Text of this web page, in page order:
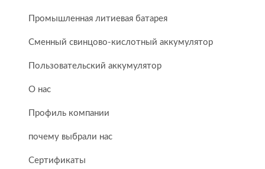
Промышленная литиевая батарея
Сменный свинцово-кислотный аккумулятор
Пользовательский аккумулятор
О нас
Профиль компании
почему выбрали нас
Сертификаты